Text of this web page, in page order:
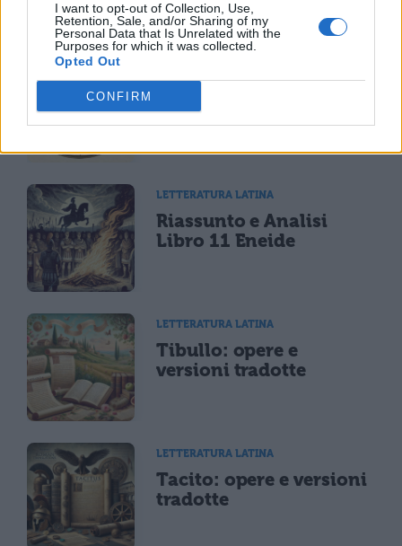
I want to opt-out of Collection, Use,
Retention, Sale, and/or Sharing of my
Personal Data that Is Unrelated with the
Purposes for which it was collected.
Opted Out
CONFIRM
libro dell'Eneide
LETTERATURA LATINA
Riassunto e Analisi
Libro 11 Eneide
LETTERATURA LATINA
Tibullo: opere e
versioni tradotte
LETTERATURA LATINA
Tacito: opere e versioni
tradotte